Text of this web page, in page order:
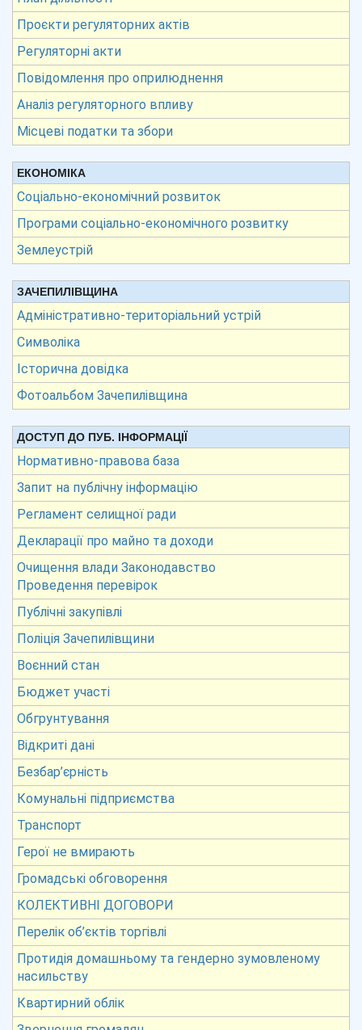
Проєкти регуляторних актів
Регуляторні акти
Повідомлення про оприлюднення
Аналіз регуляторного впливу
Місцеві податки та збори
ЕКОНОМІКА
Соціально-економічний розвиток
Програми соціально-економічного розвитку
Землеустрій
ЗАЧЕПИЛІВЩИНА
Адміністративно-територіальний устрій
Символіка
Історична довідка
Фотоальбом Зачепилівщина
ДОСТУП ДО ПУБ. ІНФОРМАЦІЇ
Нормативно-правова база
Запит на публічну інформацію
Регламент селищної ради
Декларації про майно та доходи
Очищення влади Законодавство
Проведення перевірок
Публічні закупівлі
Поліція Зачепилівщини
Воєнний стан
Бюджет участі
Обгрунтування
Відкриті дані
Безбар’єрність
Комунальні підприємства
Транспорт
Герої не вмирають
Громадські обговорення
КОЛЕКТИВНІ ДОГОВОРИ
Перелік об’єктів торгівлі
Протидія домашньому та гендерно зумовленому
насильству
Квартирний облік